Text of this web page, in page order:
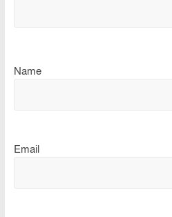
Name
Email